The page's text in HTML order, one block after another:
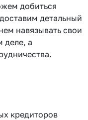
добиться
детальный
навязывать свои
деле, а
кредиторов